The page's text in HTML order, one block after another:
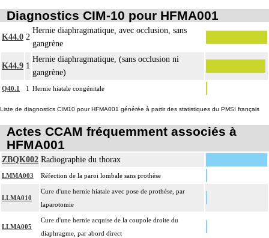
Diagnostics CIM-10 pour HFMA001
K44.0 2
Hernie diaphragmatique, avec occlusion, sans
gangrène
K44.9 1
Hernie diaphragmatique, (sans occlusion ni
gangrène)
Q40.1 1 Hernie hiatale congénitale
Liste de diagnostics CIM10 pour HFMA001 générée à partir des statistiques du PMSI français
Actes CCAM fréquemment associés à
HFMA001
ZBQK002 Radiographie du thorax
LMMA003 Réfection de la paroi lombale sans prothèse
LLMA010
Cure d'une hernie hiatale avec pose de prothèse, par
laparotomie
LLMA005
Cure d'une hernie acquise de la coupole droite du
diaphragme, par abord direct